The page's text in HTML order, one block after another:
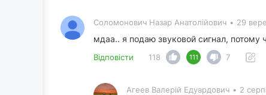
Соломонович Назар Анатолійович • 29
мдаа.. я подаю звуковой сигнал,
Відповісти 118 111 7
Агеев Валерій Едуардович • 2